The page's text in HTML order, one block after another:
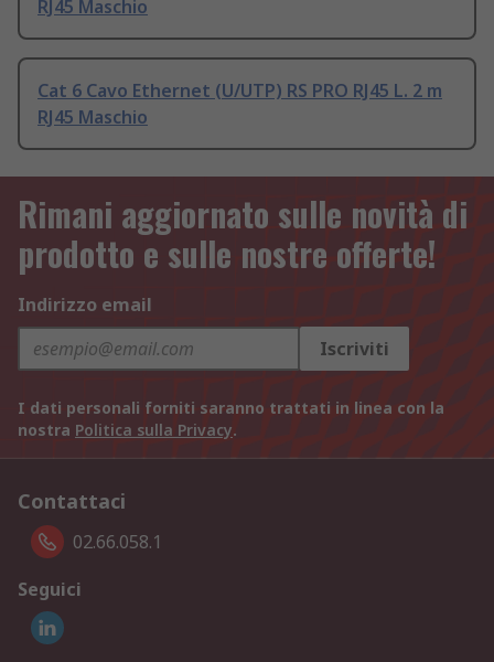
RJ45 Maschio
Cat 6 Cavo Ethernet (U/UTP) RS PRO RJ45 L. 2 m
RJ45 Maschio
Rimani aggiornato sulle novità di
prodotto e sulle nostre offerte!
Indirizzo email
Iscriviti
I dati personali forniti saranno trattati in linea con la
nostra Politica sulla Privacy.
Contattaci
02.66.058.1
Seguici